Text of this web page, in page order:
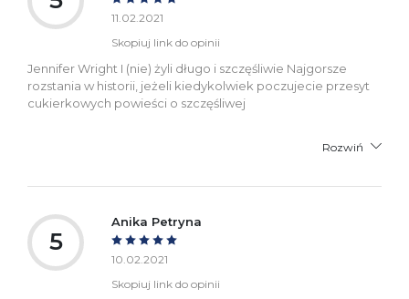
11.02.2021
Skopiuj link do opinii
Jennifer Wright I (nie) żyli długo i szczęśliwie Najgorsze
rozstania w historii, jeżeli kiedykolwiek poczujecie przesyt
cukierkowych powieści o szczęśliwej
Rozwiń
5
Anika Petryna
10.02.2021
Skopiuj link do opinii